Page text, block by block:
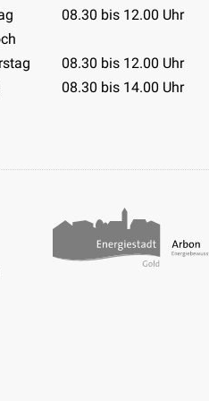
08.30 bis 12.00 Uhr
08.30 bis 12.00 Uhr
08.30 bis 14.00 Uhr